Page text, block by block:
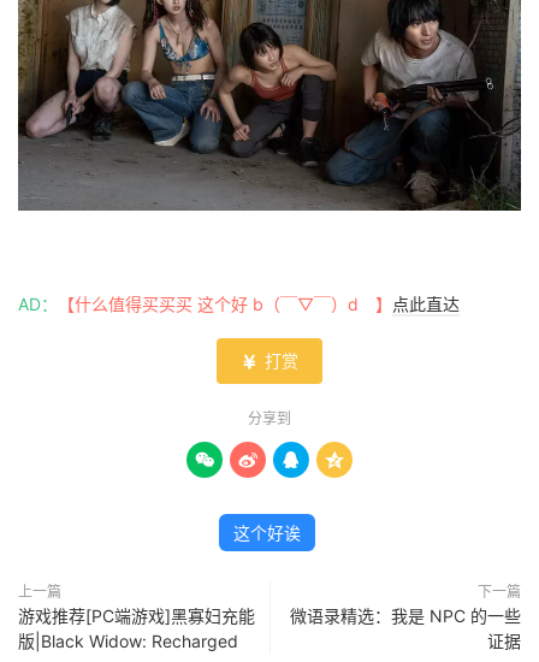
AD： 【什么值得买买买 这个好 b（￣▽￣）d 】 点此直达
 打赏
分享到
   
这个好诶
上一篇
游戏推荐[PC端游戏]黑寡妇充能
版|Black Widow: Recharged
下一篇
微语录精选：我是 NPC 的一些
证据